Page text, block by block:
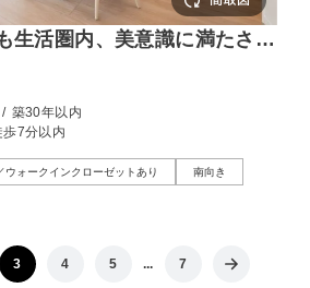
活圏内、美意識に満たされ
/ 築30年以内
歩7分以内
ウォークインクローゼットあり 南向き
3 4 5 ... 7